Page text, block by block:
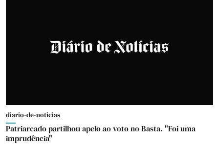
diario-de-noticias
Patriarcado partilhou apelo ao voto no Basta. "Foi uma
imprudência"